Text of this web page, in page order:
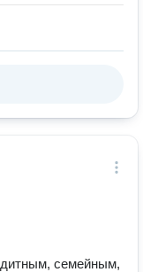
семейным,